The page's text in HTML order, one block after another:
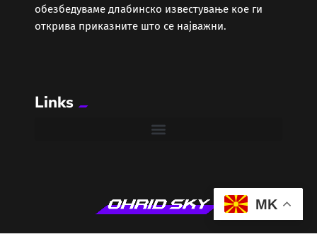
обезбедуваме длабинско известување кое ги
открива приказните што се најважни.
Links
MK